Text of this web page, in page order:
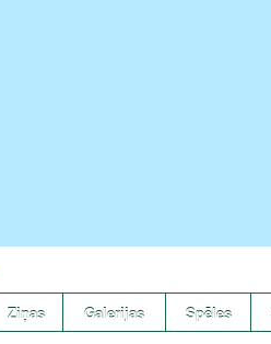
Ziņas Galerijas Spēles